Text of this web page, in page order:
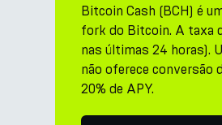
Bitcoin Cash (BCH) é
fork do Bitcoin. A taxa
nas últimas 24 horas).
não oferece conversão
20% de APY.